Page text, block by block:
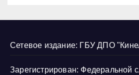
Сетевое издание: ГБУ ДПО
Зарегистрирован: Федеральной